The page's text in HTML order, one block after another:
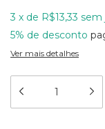
3 x de R$13,33 sem
5% de desconto
Ver mais detalhes